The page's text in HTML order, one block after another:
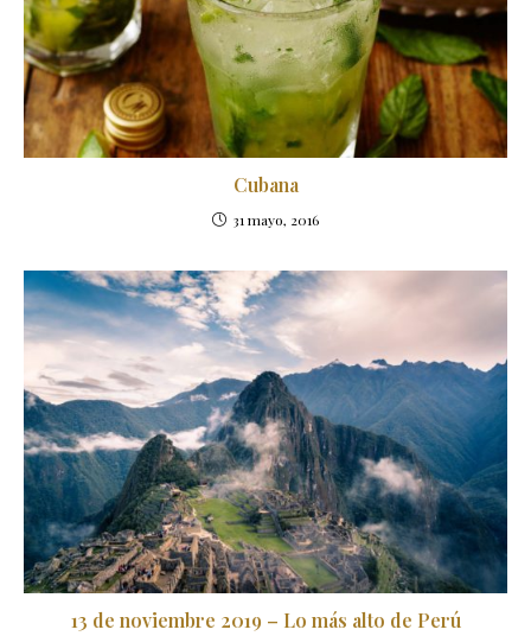
Cubana
31 mayo, 2016
13 de noviembre 2019 – Lo más alto de Perú